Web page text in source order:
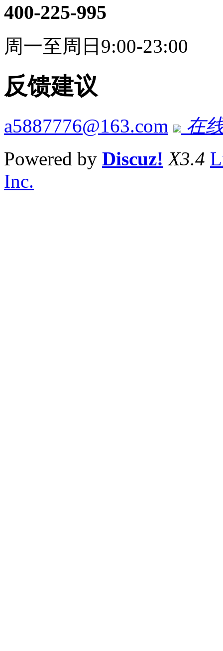
400-225-995
周一至周日9:00-23:00
反馈建议
a5887776@163.com
在
Powered by Discuz! X3.4
Inc.